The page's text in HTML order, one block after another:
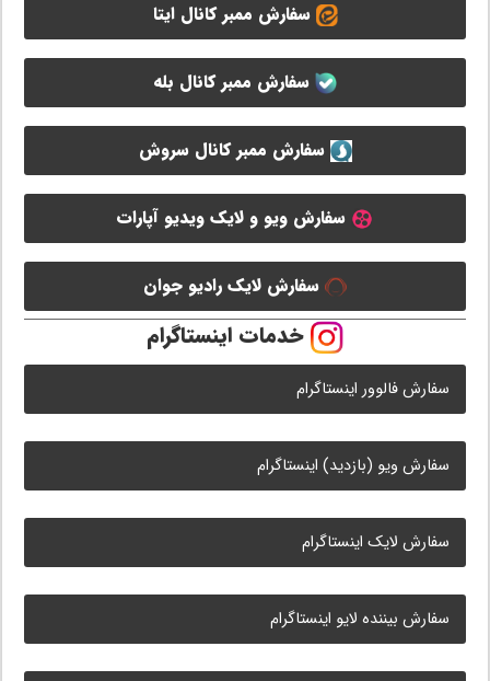
سفارش ممبر کانال ایتا
سفارش ممبر کانال بله
سفارش ممبر کانال سروش
سفارش ویو و لایک ویدیو آپارات
سفارش لایک رادیو جوان
خدمات اینستاگرام
سفارش فالوور اینستاگرام
سفارش ویو (بازدید) اینستاگرام
سفارش لایک اینستاگرام
سفارش بیننده لایو اینستاگرام